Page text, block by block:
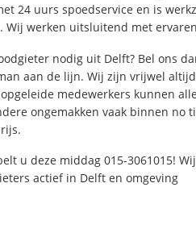
24 uurs spoedservice en is
Wij werken uitsluitend met
nodig uit Delft? Bel ons
aan de lijn. Wij zijn vrijwel
medewerkers kunnen
ongemakken vaak binnen no
u deze middag 015-3061015!
actief in Delft en omgeving